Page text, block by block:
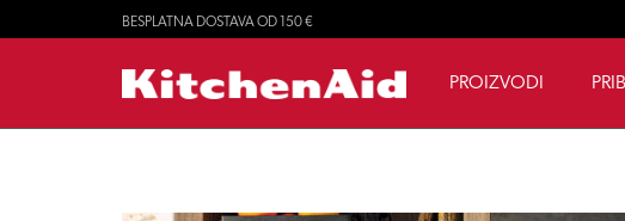
BESPLATNA DOSTAVA OD 150 €
PROIZVODI